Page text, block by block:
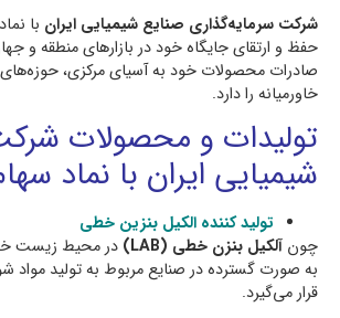
شركت سرمايه‌گذاري صنايع شيميايی ايران با
حفظ و ارتقای جایگاه خود در بازارهای منطقه‌ و
صادرات محصولات خود به آسیای مرکزی، حوزه‌های
خاورمیانه را دارد.
تولیدات و محصولات
شيميایی ايران با نماد
تولید کننده الکیل بنزین خطی
چون آلکیل بنزن خطی (LAB)
در محیط زیست
به صورت گسترده در صنایع مربوط به تولید مواد
قرار می‌گیرد.